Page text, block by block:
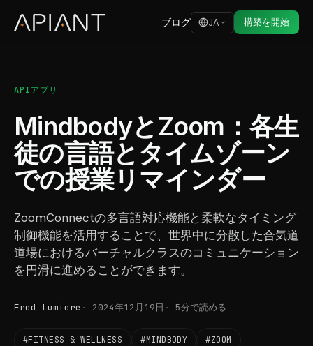
ブログ JA 構築を開始
APIアプリ
MindbodyとZoom：各生
徒の言語とタイムゾーン
での授業リマインダー
ZoomConnectの多言語対応機能と柔軟なタイミング
制御機能を活用することで、世界中に分散した合気道
道場におけるバーチャルクラスのコミュニケーション
を円滑に進めることができます。
Fred Lumiere 2024年12月19日 5分で読める
#FITNESS & WELLNESS #MINDBODY #ZOOM